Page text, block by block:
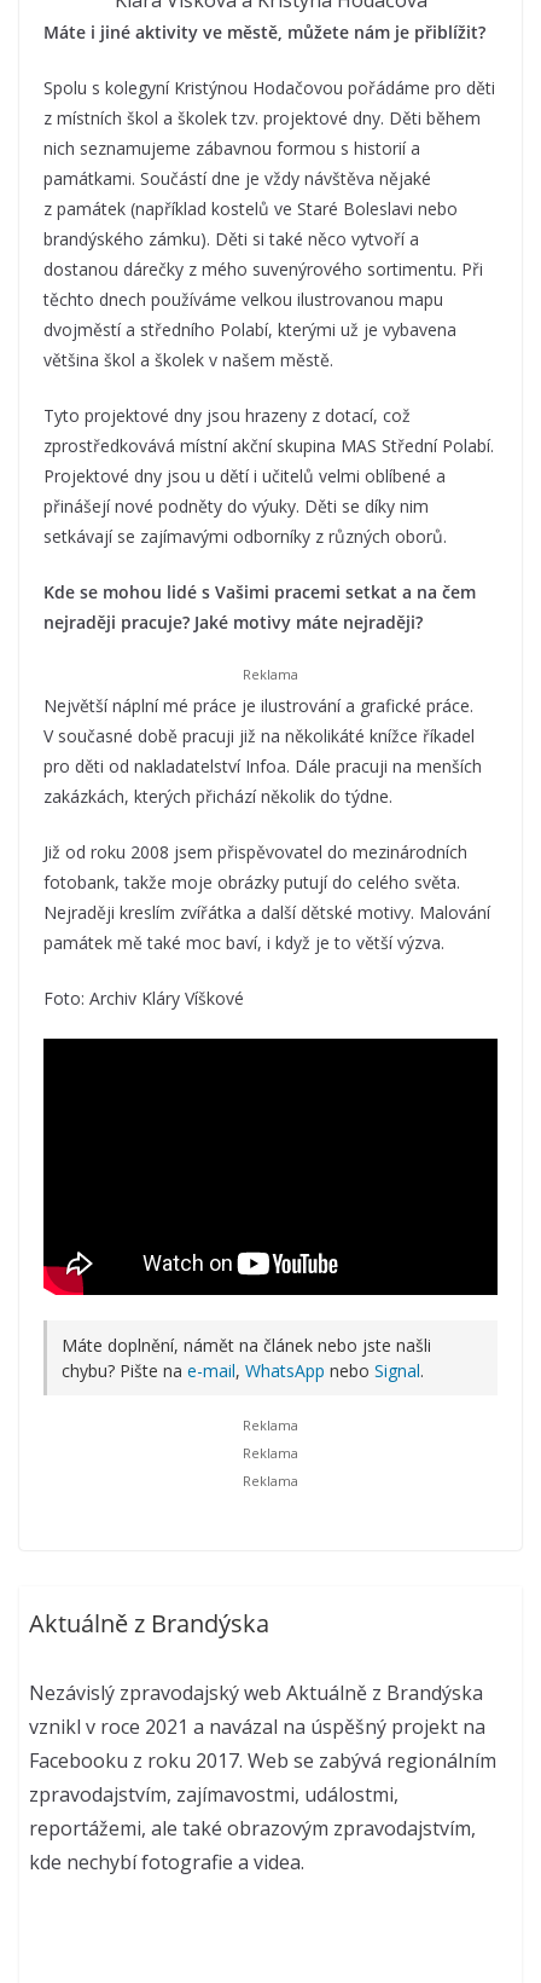
Máte i jiné aktivity ve městě, můžete nám je přiblížit?
Spolu s kolegyní Kristýnou Hodačovou pořádáme pro děti
z místních škol a školek tzv. projektové dny. Děti během
nich seznamujeme zábavnou formou s historií a
památkami. Součástí dne je vždy návštěva nějaké
z památek (například kostelů ve Staré Boleslavi nebo
brandýského zámku). Děti si také něco vytvoří a
dostanou dárečky z mého suvenýrového sortimentu. Při
těchto dnech používáme velkou ilustrovanou mapu
dvojměstí a středního Polabí, kterými už je vybavena
většina škol a školek v našem městě.
Tyto projektové dny jsou hrazeny z dotací, což
zprostředkovává místní akční skupina MAS Střední Polabí.
Projektové dny jsou u dětí i učitelů velmi oblíbené a
přinášejí nové podněty do výuky. Děti se díky nim
setkávají se zajímavými odborníky z různých oborů.
Kde se mohou lidé s Vašimi pracemi setkat a na čem
nejraději pracuje? Jaké motivy máte nejraději?
Největší náplní mé práce je ilustrování a grafické práce.
V současné době pracuji již na několikáté knížce říkadel
pro děti od nakladatelství Infoa. Dále pracuji na menších
zakázkách, kterých přichází několik do týdne.
Již od roku 2008 jsem přispěvovatel do mezinárodních
fotobank, takže moje obrázky putují do celého světa.
Nejraději kreslím zvířátka a další dětské motivy. Malování
památek mě také moc baví, i když je to větší výzva.
Foto: Archiv Kláry Víškové
Máte doplnění, námět na článek nebo jste našli
chybu? Pište na e-mail, WhatsApp nebo Signal.
Aktuálně z Brandýska
Nezávislý zpravodajský web Aktuálně z Brandýska
vznikl v roce 2021 a navázal na úspěšný projekt na
Facebooku z roku 2017. Web se zabývá regionálním
zpravodajstvím, zajímavostmi, událostmi,
reportážemi, ale také obrazovým zpravodajstvím,
kde nechybí fotografie a videa.